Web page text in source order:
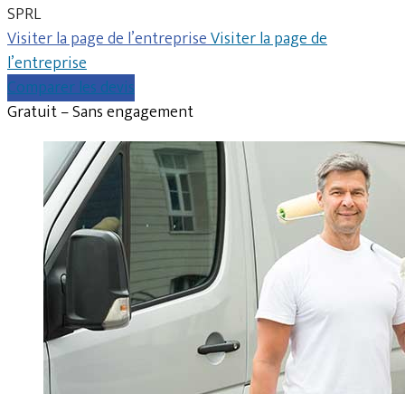
SPRL
Visiter la page de l’entrepriseVisiter la page de
l’entreprise
Comparer les devis
Gratuit – Sans engagement